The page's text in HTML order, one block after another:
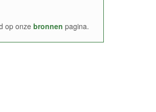
op onze bronnen pagina.